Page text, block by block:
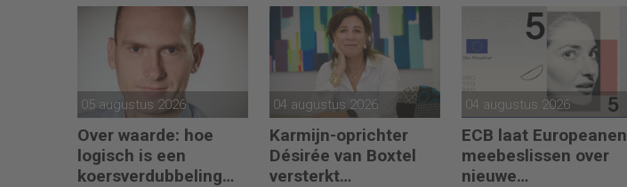
05 augustus 2026
Over waarde: hoe
logisch is een
koersverdubbeling
04 augustus 2026
Karmijn-oprichter
Désirée van Boxtel
versterkt
04 augustus 2026
ECB laat Europeanen
meebeslissen over
nieuwe